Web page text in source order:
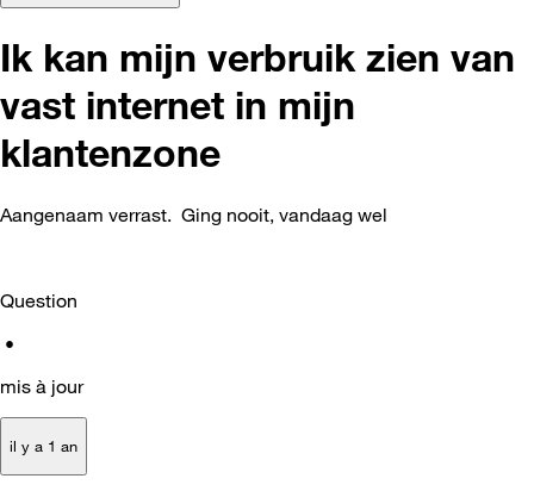
Ik kan mijn verbruik zien van
vast internet in mijn
klantenzone
Aangenaam verrast. Ging nooit, vandaag wel
Question
•
mis à jour
il y a 1 an